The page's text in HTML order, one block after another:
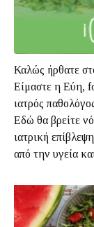
Καλώς ήρθατε
Είμαστε η Εύη,
ιατρός
Εδώ θα βρείτε
ιατρική
από την υγεία